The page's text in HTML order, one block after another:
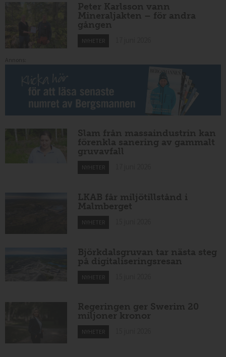
Peter Karlsson vann
Mineraljakten – för andra
gången
NYHETER
Slam från massaindustrin kan
förenkla sanering av gammalt
gruvavfall
NYHETER
LKAB får miljötillstånd i
Malmberget
NYHETER
Björkdalsgruvan tar nästa steg
på digitaliseringsresan
NYHETER
Regeringen ger Swerim 20
miljoner kronor
NYHETER